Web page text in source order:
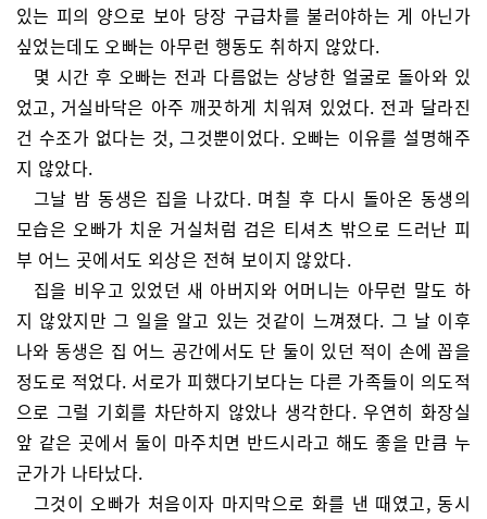
있는 피의 양으로 보아 당장 구급차를 불러야하는 게 아닌가
싶었는데도 오빠는 아무런 행동도 취하지 않았다.
몇 시간 후 오빠는 전과 다름없는 상냥한 얼굴로 돌아와 있
었고, 거실바닥은 아주 깨끗하게 치워져 있었다. 전과 달라진
건 수조가 없다는 것, 그것뿐이었다. 오빠는 이유를 설명해주
지 않았다.
그날 밤 동생은 집을 나갔다. 며칠 후 다시 돌아온 동생의
모습은 오빠가 치운 거실처럼 검은 티셔츠 밖으로 드러난 피
부 어느 곳에서도 외상은 전혀 보이지 않았다.
집을 비우고 있었던 새 아버지와 어머니는 아무런 말도 하
지 않았지만 그 일을 알고 있는 것같이 느껴졌다. 그 날 이후
나와 동생은 집 어느 공간에서도 단 둘이 있던 적이 손에 꼽을
정도로 적었다. 서로가 피했다기보다는 다른 가족들이 의도적
으로 그럴 기회를 차단하지 않았나 생각한다. 우연히 화장실
앞 같은 곳에서 둘이 마주치면 반드시라고 해도 좋을 만큼 누
군가가 나타났다.
그것이 오빠가 처음이자 마지막으로 화를 낸 때였고, 동시